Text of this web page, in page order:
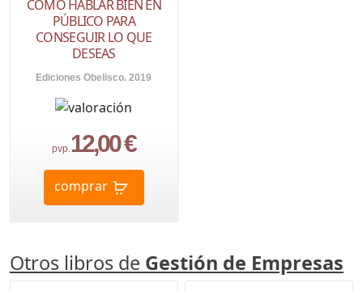
CÓMO HABLAR BIEN EN
PÚBLICO PARA
CONSEGUIR LO QUE
DESEAS
Ediciones Obelisco. 2019
pvp. 12,00 €
comprar
Otros libros de Gestión de Empresas